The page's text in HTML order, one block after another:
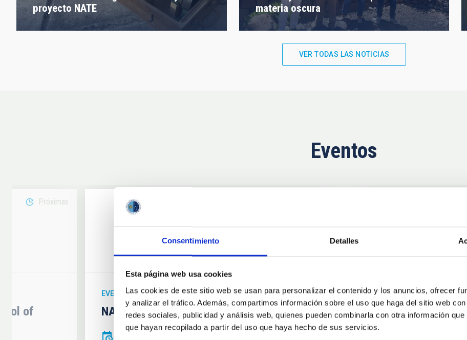
Consentimiento Detalles
Esta página web usa cookies
Las cookies de este sitio web se usan para personalizar el contenido y los anuncios, ofrecer
y analizar el tráfico. Además, compartimos información sobre el uso que haga del sitio web
redes sociales, publicidad y análisis web, quienes pueden combinarla con otra información
que hayan recopilado a partir del uso que haya hecho de sus servicios.
proyecto NATE
materia oscura
VER TODAS LAS NOTICIAS
Eventos
Próximas
of
08
AUG 26
11
AUG 26
EVENTO ASTRONÓMICO
NATE en Palencia - Eclipse Agosto 2026
10
CONGRESO
Substellar